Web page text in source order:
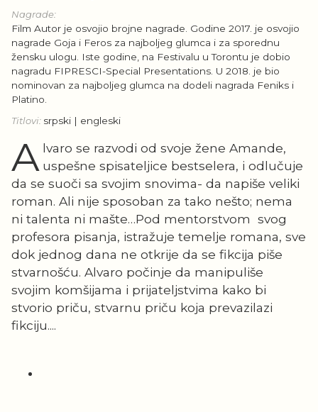
Nagrade:
Film Autor je osvojio brojne nagrade. Godine 2017. je osvojio
nagrade Goja i Feros za najboljeg glumca i za sporednu
žensku ulogu. Iste godine, na Festivalu u Torontu je dobio
nagradu FIPRESCI-Special Presentations. U 2018. je bio
nominovan za najboljeg glumca na dodeli nagrada Feniks i
Platino.
Titlovi: srpski | engleski
A lvaro se razvodi od svoje žene Amande,
uspešne spisateljice bestselera, i odlučuje
da se suoči sa svojim snovima- da napiše veliki
roman. Ali nije sposoban za tako nešto; nema
ni talenta ni mašte…Pod mentorstvom svog
profesora pisanja, istražuje temelje romana, sve
dok jednog dana ne otkrije da se fikcija piše
stvarnošću. Alvaro počinje da manipuliše
svojim komšijama i prijateljstvima kako bi
stvorio priču, stvarnu priču koja prevazilazi
fikciju....